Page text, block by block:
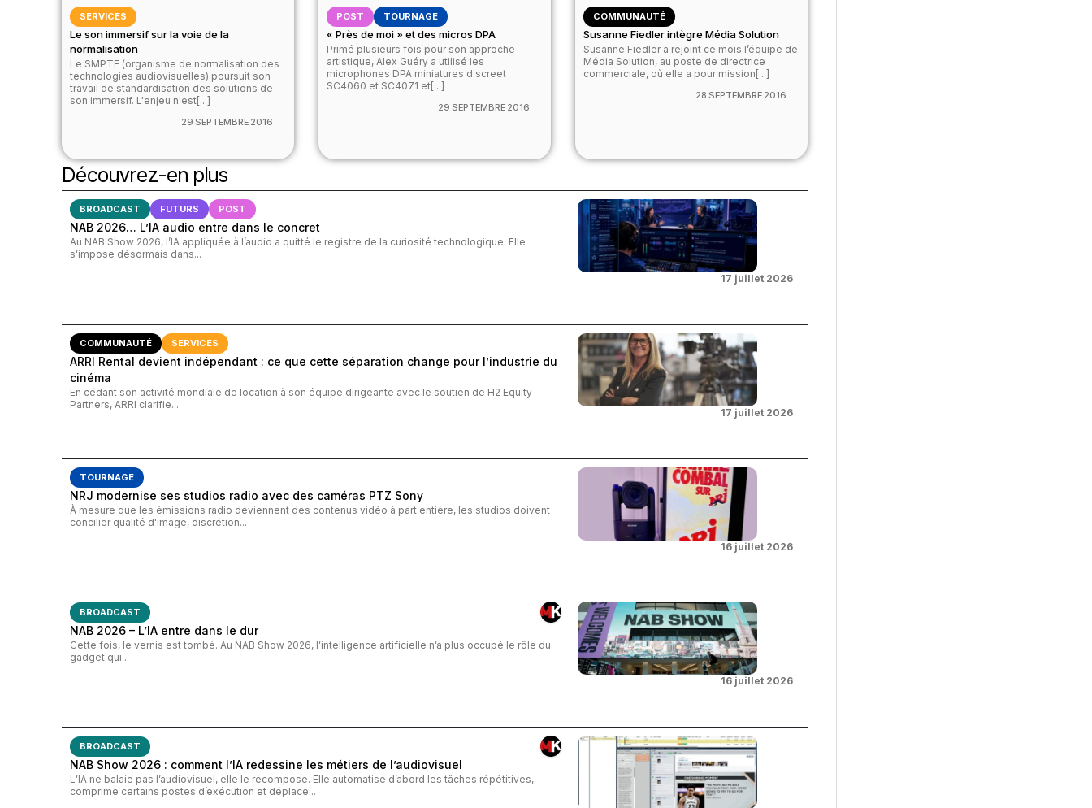
SERVICES
Le son immersif sur la voie de la
normalisation
Le SMPTE (organisme de normalisation des
technologies audiovisuelles) poursuit son
travail de standardisation des solutions de
son immersif. L'enjeu n'est[...]
29 SEPTEMBRE 2016
POST TOURNAGE
« Près de moi » et des micros DPA
Primé plusieurs fois pour son approche
artistique, Alex Guéry a utilisé les
microphones DPA miniatures d:screet
SC4060 et SC4071 et[...]
29 SEPTEMBRE 2016
COMMUNAUTÉ
Susanne Fiedler intègre Média Solution
Susanne Fiedler a rejoint ce mois l’équipe de
Média Solution, au poste de directrice
commerciale, où elle a pour mission[...]
28 SEPTEMBRE 2016
Découvrez-en plus
BROADCAST FUTURS POST
NAB 2026… L’IA audio entre dans le concret
Au NAB Show 2026, l’IA appliquée à l’audio a quitté le registre de la curiosité technologique. Elle
s’impose désormais dans...
17 juillet 2026
COMMUNAUTÉ SERVICES
ARRI Rental devient indépendant : ce que cette séparation change pour l’industrie du
cinéma
En cédant son activité mondiale de location à son équipe dirigeante avec le soutien de H2 Equity
Partners, ARRI clarifie...
17 juillet 2026
TOURNAGE
NRJ modernise ses studios radio avec des caméras PTZ Sony
À mesure que les émissions radio deviennent des contenus vidéo à part entière, les studios doivent
concilier qualité d'image, discrétion...
16 juillet 2026
BROADCAST
NAB 2026 – L’IA entre dans le dur
Cette fois, le vernis est tombé. Au NAB Show 2026, l’intelligence artificielle n’a plus occupé le rôle du
gadget qui...
16 juillet 2026
BROADCAST
NAB Show 2026 : comment l’IA redessine les métiers de l’audiovisuel
L’IA ne balaie pas l’audiovisuel, elle le recompose. Elle automatise d’abord les tâches répétitives,
comprime certains postes d’exécution et déplace...